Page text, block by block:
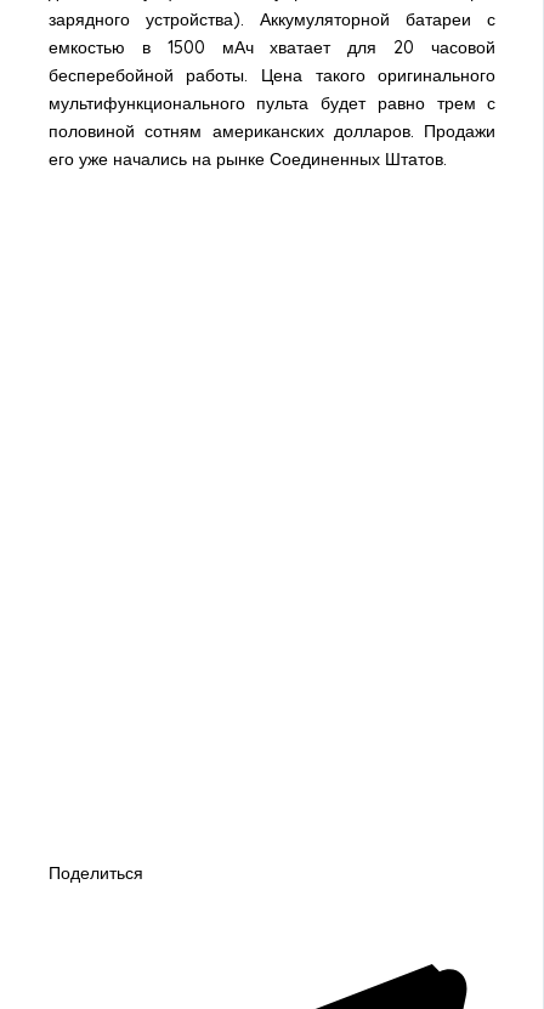
зарядного устройства). Аккумуляторной батареи с
емкостью в 1500 мАч хватает для 20 часовой
бесперебойной работы. Цена такого оригинального
мультифункционального пульта будет равно трем с
половиной сотням американских долларов. Продажи
его уже начались на рынке Соединенных Штатов.
Поделиться